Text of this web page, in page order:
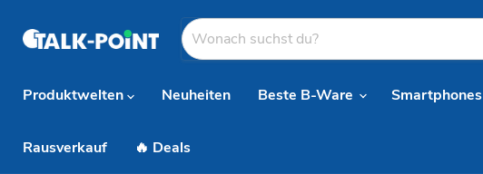
Produktwelten
Neuheiten Beste B-Ware Smartphones
Rausverkauf 🔥 Deals